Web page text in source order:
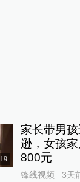
家长带男
逊，女孩
800元
锋线视频 3天